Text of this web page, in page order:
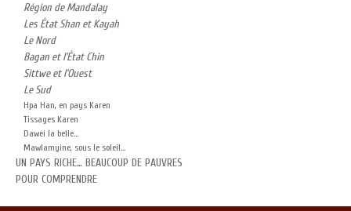
Région de Mandalay
Les État Shan et Kayah
Le Nord
Bagan et l’État Chin
Sittwe et l’Ouest
Le Sud
Hpa Han, en pays Karen
Tissages Karen
Dawei la belle…
Mawlamyine, sous le soleil…
UN PAYS RICHE… BEAUCOUP DE PAUVRES
POUR COMPRENDRE